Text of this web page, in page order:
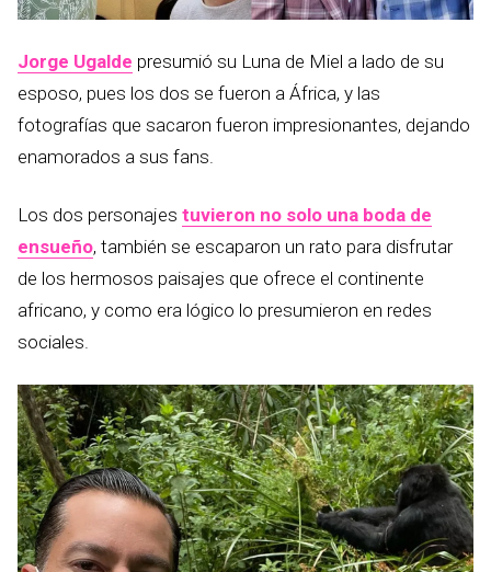
Jorge Ugalde presumió su Luna de Miel a lado de su
esposo, pues los dos se fueron a África, y las
fotografías que sacaron fueron impresionantes, dejando
enamorados a sus fans.
Los dos personajes tuvieron no solo una boda de
ensueño, también se escaparon un rato para disfrutar
de los hermosos paisajes que ofrece el continente
africano, y como era lógico lo presumieron en redes
sociales.